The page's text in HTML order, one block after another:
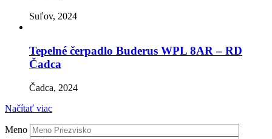
Suľov, 2024
Tepelné čerpadlo Buderus WPL 8AR – RD
Čadca
Čadca, 2024
Načítať viac
Meno